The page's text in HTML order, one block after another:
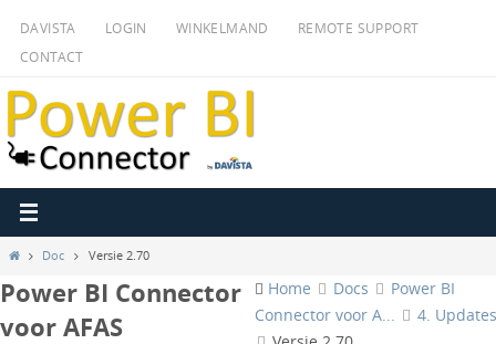
inhoud
DAVISTA LOGIN WINKELMAND
REMOTE SUPPORT
CONTACT
HomeDoc Versie 2.70
Power BI Connector
voor AFAS
Home Docs
Power BI
Connector voor A...
4. Updates